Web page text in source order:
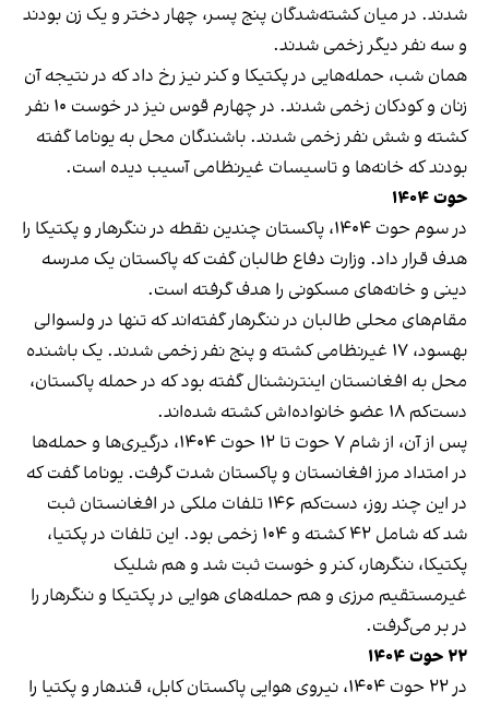
شدند. در میان کشته‌شدگان پنج پسر، چهار دختر و یک زن بودند
و سه نفر دیگر زخمی شدند.
همان شب، حمله‌هایی در پکتیکا و کنر نیز رخ داد که در نتیجه آن
زنان و کودکان زخمی شدند. در چهارم قوس نیز در خوست ۱۰ نفر
کشته و شش نفر زخمی شدند. باشندگان محل به یوناما گفته
بودند که خانه‌ها و تاسیسات غیرنظامی آسیب دیده است.
حوت ۱۴۰۴
در سوم حوت ۱۴۰۴، پاکستان چندین نقطه در ننگرهار و پکتیکا را
هدف قرار داد. وزارت دفاع طالبان گفت که پاکستان یک مدرسه
دینی و خانه‌های مسکونی را هدف گرفته است.
مقام‌های محلی طالبان در ننگرهار گفته‌اند که تنها در ولسوالی
بهسود، ۱۷ غیرنظامی کشته و پنج نفر زخمی شدند. یک باشنده
محل به افغانستان اینترنشنال گفته بود که در حمله پاکستان،
دست‌کم ۱۸ عضو خانواده‌اش کشته شده‌اند.
پس از آن، از شام ۷ حوت تا ۱۲ حوت ۱۴۰۴، درگیری‌ها و حمله‌ها
در امتداد مرز افغانستان و پاکستان شدت گرفت. یوناما گفت که
در این چند روز، دست‌کم ۱۴۶ تلفات ملکی در افغانستان ثبت
شد که شامل ۴۲ کشته و ۱۰۴ زخمی بود. این تلفات در پکتیا،
پکتیکا، ننگرهار، کنر و خوست ثبت شد و هم شلیک
غیرمستقیم مرزی و هم حمله‌های هوایی در پکتیکا و ننگرهار را
در بر می‌گرفت.
۲۲ حوت ۱۴۰۴
در ۲۲ حوت ۱۴۰۴، نیروی هوایی پاکستان کابل، قندهار و پکتیا را